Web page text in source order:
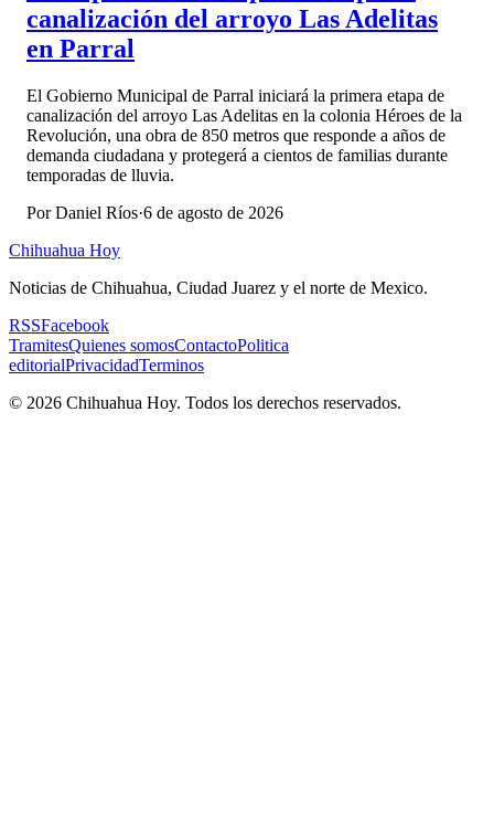
canalización del arroyo Las Adelitas
en Parral
El Gobierno Municipal de Parral iniciará la primera etapa de
canalización del arroyo Las Adelitas en la colonia Héroes de la
Revolución, una obra de 850 metros que responde a años de
demanda ciudadana y protegerá a cientos de familias durante
temporadas de lluvia.
PorDaniel Ríos·6 de agosto de 2026
Chihuahua Hoy
Noticias de Chihuahua, Ciudad Juarez y el norte de Mexico.
RSSFacebook
TramitesQuienes somosContactoPolitica
editorialPrivacidadTerminos
© 2026 Chihuahua Hoy. Todos los derechos reservados.